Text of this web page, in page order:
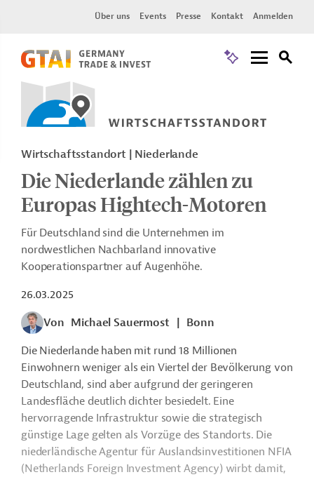
Über uns Events Presse Kontakt Anmelden
Wirtschaftsstandort | Niederlande
Die Niederlande zählen zu
Europas Hightech-Motoren
Für Deutschland sind die Unternehmen im
nordwestlichen Nachbarland innovative
Kooperationspartner auf Augenhöhe.
26.03.2025
Von Michael Sauermost
Bonn
Die Niederlande haben mit rund 18 Millionen
Einwohnern weniger als ein Viertel der Bevölkerung von
Deutschland, sind aber aufgrund der geringeren
Landesfläche deutlich dichter besiedelt. Eine
hervorragende Infrastruktur sowie die strategisch
günstige Lage gelten als Vorzüge des Standorts. Die
niederländische Agentur für Auslandsinvestitionen NFIA
(Netherlands Foreign Investment Agency) wirbt damit,